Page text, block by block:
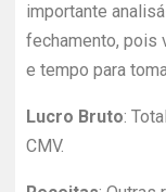
importante
fechamento, pois
e tempo para
Lucro Bruto:
CMV.